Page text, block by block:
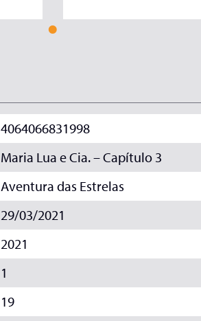
4064066831998
Maria Lua e Cia. – Capítulo 3
Aventura das Estrelas
29/03/2021
2021
1
19